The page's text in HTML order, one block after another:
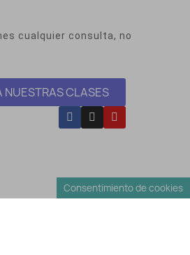
cualquier consulta, no
NUESTRAS CLASES
Consentimiento de cookies